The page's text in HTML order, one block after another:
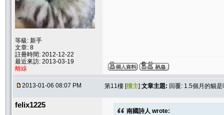
等級: 新手
文章: 8
註冊時間: 2012-12-22
最近來訪: 2013-03-19
離線
2013-01-06 08:07 PM 第11樓 [樓主] 文章主題: 回覆: 1.5個月的貓
felix1225
南國詩人 wrote: